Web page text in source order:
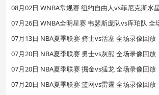
08月02日 WNBA常规赛 纽约自由人vs菲尼克斯水
07月26日 WNBA全明星赛 韦瑟斯庞队vs库珀队 全
07月13日 NBA夏季联赛 骑士vs活塞 全场录像回放
07月20日 NBA夏季联赛 勇士vs灰熊 全场录像回放
07月20日 NBA夏季联赛 掘金vs猛龙 全场录像回放
07月20日 NBA夏季联赛 篮网vs雷霆 全场录像回放